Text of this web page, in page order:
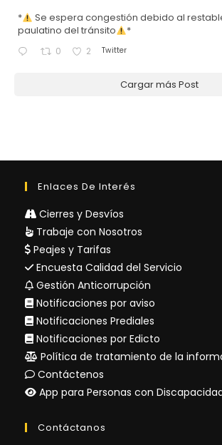
*
Se espera congestión debido al
paulatino del tránsito
*
0 2 Twitter
Cargar más Post
Enlaces De Interés
Cierres y Desvíos
Trabaje con Nosotros
Peajes y Tarifas
Encuesta Calidad del Servicio
Gestión Anticorrupción
Notificaciones por aviso
Notificaciones Prediales
Notificaciones por Edicto
Política de tratamiento de la
Contáctenos
App para Personas con
Contáctanos